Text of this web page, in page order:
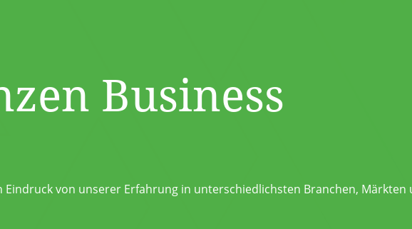
Business
Eindruck von unserer Erfahrung in unterschiedlichsten Branchen, Märkten